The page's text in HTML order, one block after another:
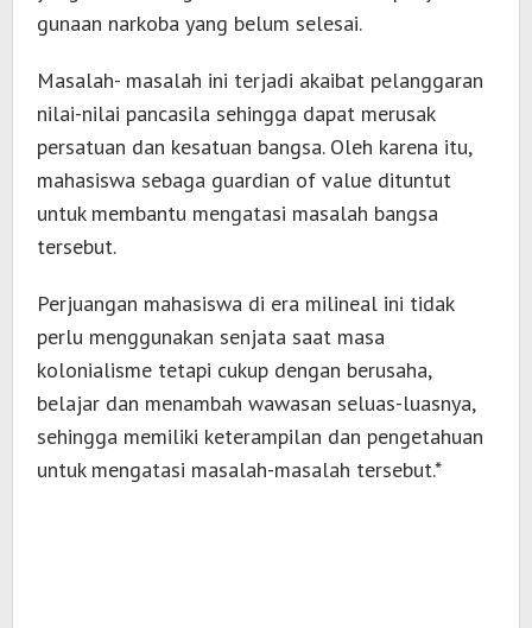
gunaan narkoba yang belum selesai.
Masalah- masalah ini terjadi akaibat pelanggaran
nilai-nilai pancasila sehingga dapat merusak
persatuan dan kesatuan bangsa. Oleh karena itu,
mahasiswa sebaga guardian of value dituntut
untuk membantu mengatasi masalah bangsa
tersebut.
Perjuangan mahasiswa di era milineal ini tidak
perlu menggunakan senjata saat masa
kolonialisme tetapi cukup dengan berusaha,
belajar dan menambah wawasan seluas-luasnya,
sehingga memiliki keterampilan dan pengetahuan
untuk mengatasi masalah-masalah tersebut.*